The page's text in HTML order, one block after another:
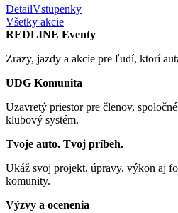
DetailVstupenky
Všetky akcie
REDLINE Eventy
Zrazy, jazdy a akcie pre ľudí, ktorí
UDG Komunita
Uzavretý priestor pre členov,
klubový systém.
Tvoje auto. Tvoj príbeh.
Ukáž svoj projekt, úpravy, výkon aj
komunity.
Výzvy a ocenenia